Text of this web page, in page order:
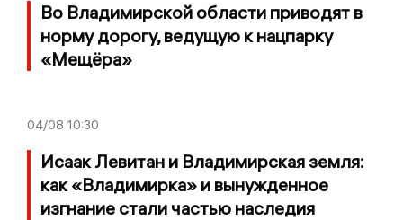
Во Владимирской области приводят в
норму дорогу, ведущую к нацпарку
«Мещёра»
04/08 10:30
Исаак Левитан и Владимирская земля:
как «Владимирка» и вынужденное
изгнание стали частью наследия